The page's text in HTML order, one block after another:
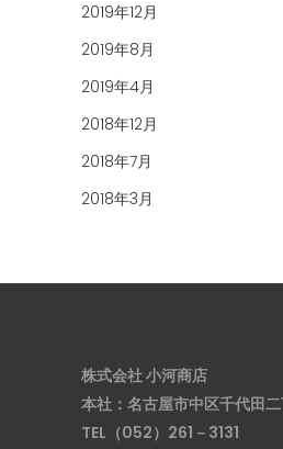
2019年12月
2019年8月
2019年4月
2018年12月
2018年7月
2018年3月
株式会社 小河商店
本社：名古屋市中区千代田
TEL（052）261－3131